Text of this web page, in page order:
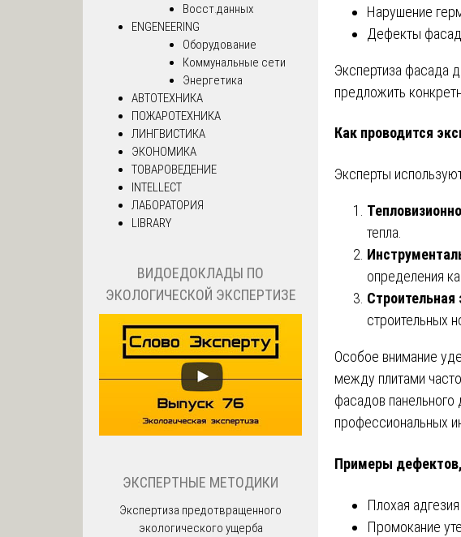
Нарушение
Дефекты
Экспертиза фасада
предложить
Как проводится
Эксперты
тепла.
определения
строительных
Особое внимание
между плитами
фасадов
профессиональных
Примеры
Плохая
Промокание
Восст.данных
ENGENEERING
Оборудование
Коммунальные сети
Энергетика
АВТОТЕХНИКА
ПОЖАРОТЕХНИКА
ЛИНГВИСТИКА
ЭКОНОМИКА
ТОВАРОВЕДЕНИЕ
INTELLECT
ЛАБОРАТОРИЯ
LIBRARY
ВИДОЕДОКЛАДЫ ПО
ЭКОЛОГИЧЕСКОЙ ЭКСПЕРТИЗЕ
ЭКСПЕРТНЫЕ МЕТОДИКИ
Экспертиза предотвращенного
экологического ущерба